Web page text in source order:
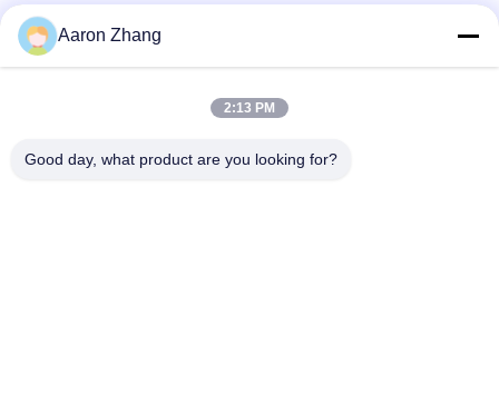
Versievoering met een laag
Rode Kleurenhdpe HDPE van de Versiefilm het Silicone
Versiefilm de Film van de de Filmversie met een laag
Aaron Zhang
2:13 PM
Good day, what product are you looking for?